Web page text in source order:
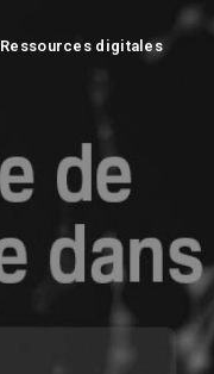
Ressources digitales